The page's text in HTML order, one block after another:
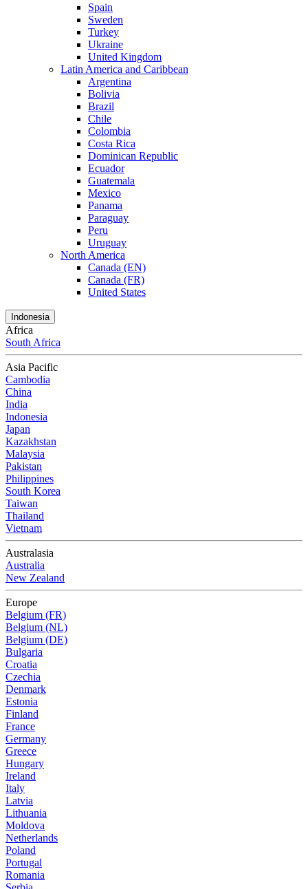
Spain
Sweden
Turkey
Ukraine
United Kingdom
Latin America and Caribbean
Argentina
Bolivia
Brazil
Chile
Colombia
Costa Rica
Dominican Republic
Ecuador
Guatemala
Mexico
Panama
Paraguay
Peru
Uruguay
North America
Canada (EN)
Canada (FR)
United States
Indonesia
Africa
South Africa
Asia Pacific
Cambodia
China
India
Indonesia
Japan
Kazakhstan
Malaysia
Pakistan
Philippines
South Korea
Taiwan
Thailand
Vietnam
Australasia
Australia
New Zealand
Europe
Belgium (FR)
Belgium (NL)
Belgium (DE)
Bulgaria
Croatia
Czechia
Denmark
Estonia
Finland
France
Germany
Greece
Hungary
Ireland
Italy
Latvia
Lithuania
Moldova
Netherlands
Poland
Portugal
Romania